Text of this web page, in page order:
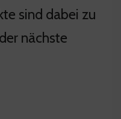
sind dabei zu
nächste